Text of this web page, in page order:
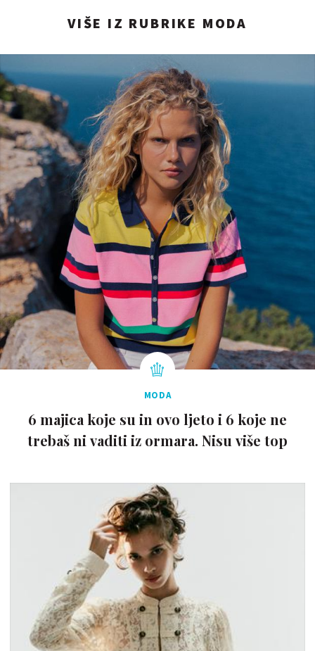
VIŠE IZ RUBRIKE MODA
MODA
6 majica koje su in ovo ljeto i 6 koje ne
trebaš ni vaditi iz ormara. Nisu više top